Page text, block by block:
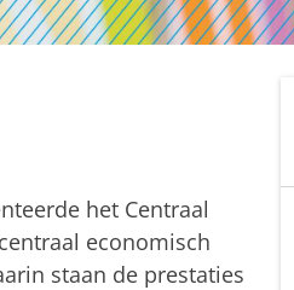
het Centraal
economisch
staan de prestaties